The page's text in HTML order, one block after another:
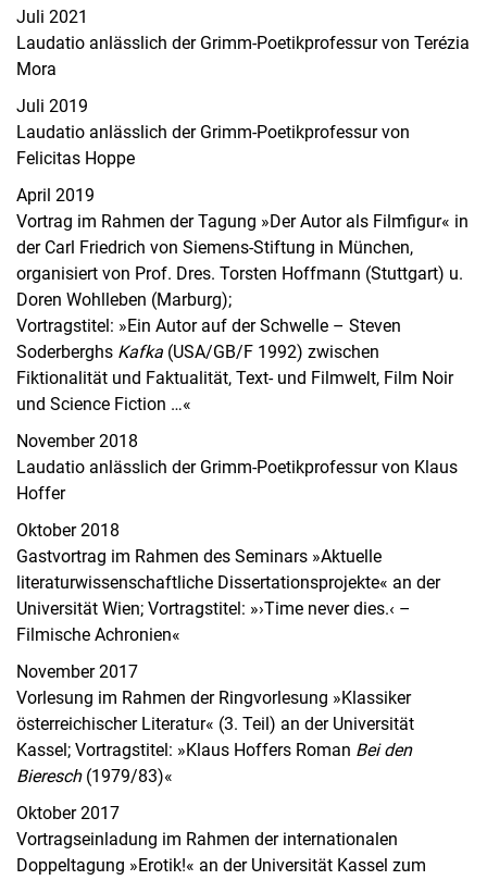
Juli 2021
Laudatio anlässlich der Grimm-Poetikprofessur von Terézia
Mora
Juli 2019
Laudatio anlässlich der Grimm-Poetikprofessur von
Felicitas Hoppe
April 2019
Vortrag im Rahmen der Tagung »Der Autor als Filmfigur« in
der Carl Friedrich von Siemens-Stiftung in München,
organisiert von Prof. Dres. Torsten Hoffmann (Stuttgart) u.
Doren Wohlleben (Marburg);
Vortragstitel: »Ein Autor auf der Schwelle – Steven
Soderberghs Kafka (USA/GB/F 1992) zwischen
Fiktionalität und Faktualität, Text- und Filmwelt, Film Noir
und Science Fiction …«
November 2018
Laudatio anlässlich der Grimm-Poetikprofessur von Klaus
Hoffer
Oktober 2018
Gastvortrag im Rahmen des Seminars »Aktuelle
literaturwissenschaftliche Dissertationsprojekte« an der
Universität Wien; Vortragstitel: »›Time never dies.‹ –
Filmische Achronien«
November 2017
Vorlesung im Rahmen der Ringvorlesung »Klassiker
österreichischer Literatur« (3. Teil) an der Universität
Kassel; Vortragstitel: »Klaus Hoffers Roman Bei den
Bieresch(1979/83)«
Oktober 2017
Vortragseinladung im Rahmen der internationalen
Doppeltagung »Erotik!« an der Universität Kassel zum